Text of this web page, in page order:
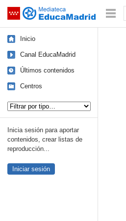
Saltar navegación
Inicio
Canal EducaMadrid
Últimos contenidos
Centros
Inicia sesión para aportar
contenidos, crear listas de
reproducción...
Iniciar sesión